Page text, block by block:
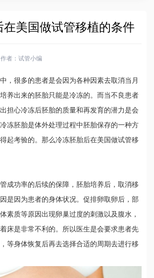
在美国做试管移植的条件
作者： 试管小编
，很多的患者是会因为各种因素去取消当月
养出来的胚胎只能是冷冻的。而当不良患者
担心冷冻后胚胎的质量和再发育的潜力是会
冻胚胎是体外处理过程中胚胎保存的一种方
起考验的。那么冷冻胚胎后在美国做试管移
成功率的后续的保障，胚胎培养后，取消移
是因为患者的身体状况。促排卵取卵后，部
素质等原因出现卵巢过度的刺激以及腹水，
床是非常不利的。所以医生是会要求患者先
等身体恢复后再去选择合适的周期去进行移